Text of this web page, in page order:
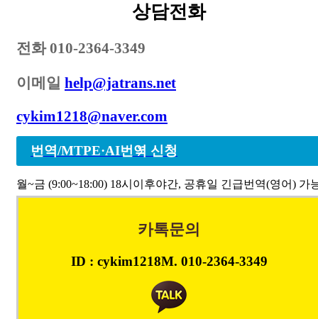
상담전화
전화010-2364-3349
이메일 help@jatrans.net
cykim1218@naver.com
번역/MTPE·AI번역 신청
월~금 (9:00~18:00) 18시이후야간, 공휴일 긴급번역(영어) 가
카톡문의
ID : cykim1218M. 010-2364-3349
고객 여러분 안녕하세요.
나날이 성장하고 있습니
그동안 물가인상에도 불
2026년 1월1일1일부터